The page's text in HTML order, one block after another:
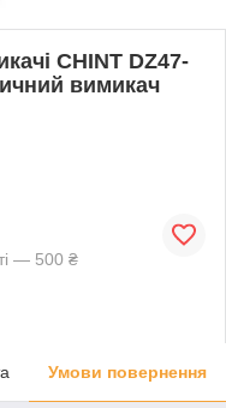
CHINT DZ47-
вимикач
— 500 ₴
Умови повернення